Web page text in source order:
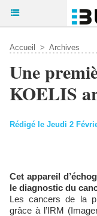
Accueil > Archives
Une
KOELIS
Rédigé le Jeudi 2
Cet appareil
le diagnostic du
Les cancers de la
grâce à l’IRM